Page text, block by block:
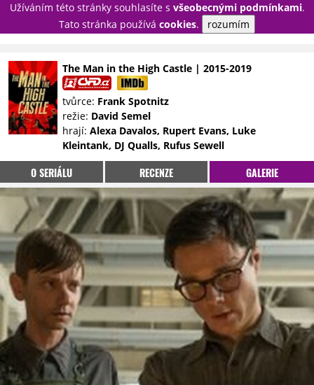
Užíváním této stránky souhlasíte s všeobecnými podmínkami.
Tato stránka používá cookies. rozumím
PŘIHLÁSIT
NOVINKY
TÉMATA
RECENZE
EPIZODY
KULT
TRAILERY
GALERIE
DISKUZE
STATISTIKY
TIRÁŽ
The Man in the High Castle | 2015-2019
tvůrce: Frank Spotnitz
režie: David Semel
hrají: Alexa Davalos, Rupert Evans, Luke
Kleintank, DJ Qualls, Rufus Sewell
O SERIÁLU RECENZE GALERIE